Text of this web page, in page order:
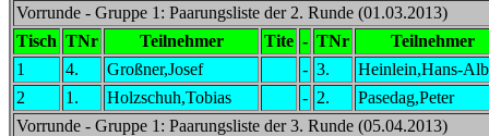
Vorrunde - Gruppe 1: Paarungsliste der 2. Runde (01.03.2013)
Tisch TNr Teilnehmer Tite - TNr
Teilnehmer
1
4. Großner,Josef - 3.
Heinlein,Hans-
2
1. Holzschuh,Tobias - 2.
Pasedag,Peter
Vorrunde - Gruppe 1: Paarungsliste der 3. Runde (05.04.2013)